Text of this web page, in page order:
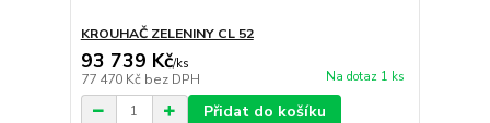
KROUHAČ ZELENINY CL 52
93 739 Kč/ks
77 470 Kč bez DPH Na dotaz 1 ks
Přidat do košíku